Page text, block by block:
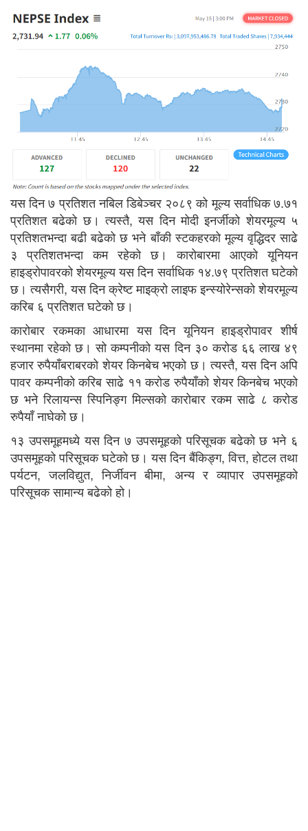
यस दिन ७ प्रतिशत नबिल डिबेञ्चर २०८९ को मूल्य सर्वाधिक ७.७१
प्रतिशत बढेको छ। त्यस्तै, यस दिन मोदी इनर्जीको शेयरमूल्य ५
प्रतिशतभन्दा बढी बढेको छ भने बाँकी स्टकहरको मूल्य वृद्धिदर साढे
३ प्रतिशतभन्दा कम रहेको छ। कारोबारमा आएको यूनियन
हाइड्रोपावरको शेयरमूल्य यस दिन सर्वाधिक १४.७९ प्रतिशत घटेको
छ। त्यसैगरी, यस दिन क्रेष्ट माइक्रो लाइफ इन्स्योरेन्सको शेयरमूल्य
करिब ६ प्रतिशत घटेको छ।
कारोबार रकमका आधारमा यस दिन यूनियन हाइड्रोपावर शीर्ष
स्थानमा रहेको छ। सो कम्पनीको यस दिन ३० करोड ६६ लाख ४९
हजार रुपैयाँबराबरको शेयर किनबेच भएको छ। त्यस्तै, यस दिन अपि
पावर कम्पनीको करिब साढे ११ करोड रुपैयाँको शेयर किनबेच भएको
छ भने रिलायन्स स्पिनिङ्ग मिल्सको कारोबार रकम साढे ८ करोड
रुपैयाँ नाघेको छ।
१३ उपसमूहमध्ये यस दिन ७ उपसमूहको परिसूचक बढेको छ भने ६
उपसमूहको परिसूचक घटेको छ। यस दिन बैंकिङ्ग, वित्त, होटल तथा
पर्यटन, जलविद्युत, निर्जीवन बीमा, अन्य र व्यापार उपसमूहको
परिसूचक सामान्य बढेको हो।